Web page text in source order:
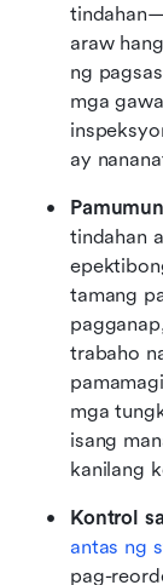
araw
ng
mga
ay
tindahan
tamang
trabaho
mga
isang
kanilang
Kontrol
antas ng
pag-